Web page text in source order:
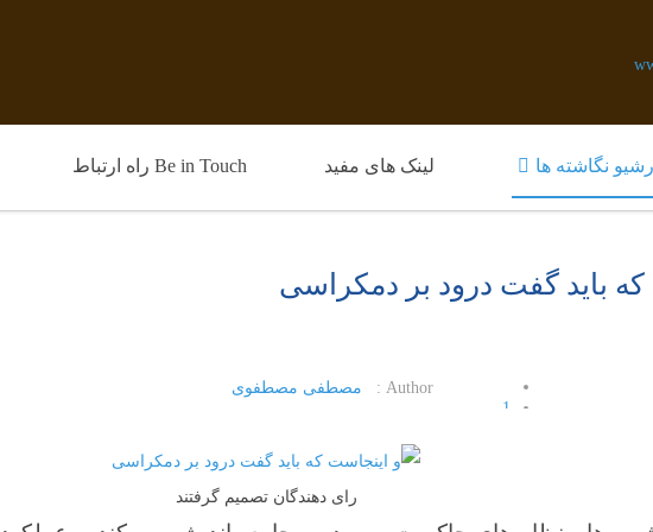
آرشیو نگاشته ها لینک های مفید Be in Touch راه ارتباط
باید گفت درود بر دمکراسی
1
Author : مصطفی مصطفوی
رای دهندگان تصمیم گرفتند